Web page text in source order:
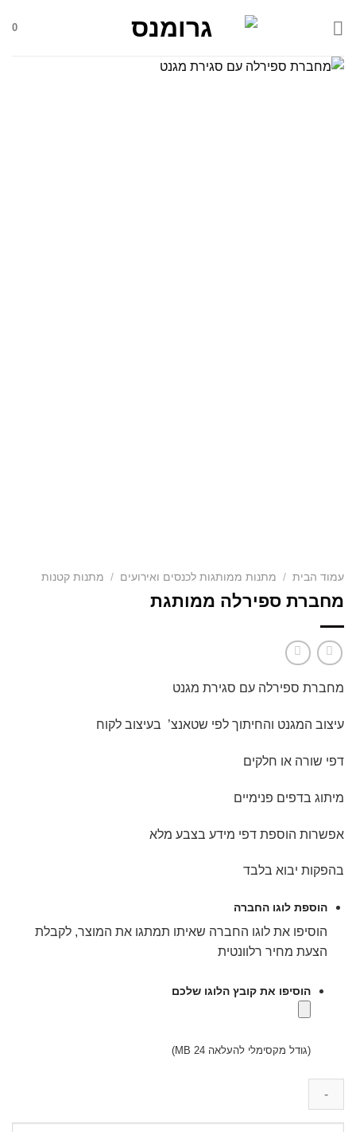
0
עמוד הבית / מתנות ממותגות לכנסים ואירועים / מתנות קטנות
מחברת ספירלה ממותגת
מחברת ספירלה עם סגירת מגנט
עיצוב המגנט והחיתוך לפי שטאנצ’ בעיצוב לקוח
דפי שורה או חלקים
מיתוג בדפים פנימיים
אפשרות הוספת דפי מידע בצבע מלא
בהפקות יבוא בלבד
הוספת לוגו החברה
הוסיפו את לוגו החברה שאיתו תמתגו את המוצר, לקבלת
הצעת מחיר רלוונטית
הוסיפו את קובץ הלוגו שלכם
(גודל מקסימלי להעלאה 24 MB)